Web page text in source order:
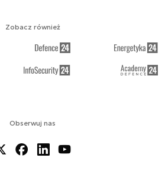
Obserwuj nas
Zobacz również